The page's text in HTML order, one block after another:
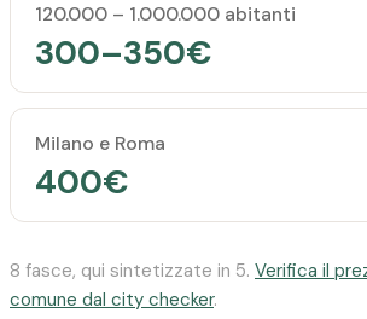
120.000 – 1.000.000 abitanti
300–350€
Milano e Roma
400€
8 fasce, qui sintetizzate in 5. Verifica il
comune dal city checker.